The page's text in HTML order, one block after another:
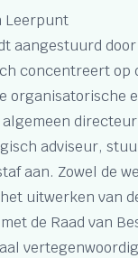
Leerpunt
aangestuurd door
concentreert op
organisatorische
adviseur,
aan. Zowel de
uitwerken van
de Raad van